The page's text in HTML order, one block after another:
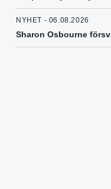
NYHET - 06.08.2026
Sharon Osbourne